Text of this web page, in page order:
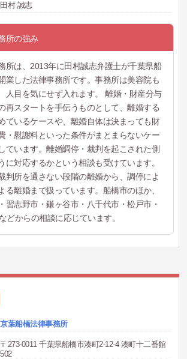
田村 誠志
所の強み
所は、2013年に田村誠志弁護士が千葉県船
業した法律事務所です。事務所は美容院も
人目を気にせず入れます。 離婚・財産分与
再スタートを手伝うものとして、離婚する
ているケースや、離婚自体は決まっても財
・慰謝料といった条件がまとまらないケー
ています。離婚調停・裁判を起こされた側
に対応するかという相談も受けています。
判所を通さない段階の離婚から、調停によ
る離婚まで扱っています。船橋市のほか、
習志野市・鎌ヶ谷市・八千代市・松戸市・
どからの相談に応じています。
京葉船橋法律事務所
〒273-0011 千葉県船橋市湊町2-12-4 湊町十二番館
502